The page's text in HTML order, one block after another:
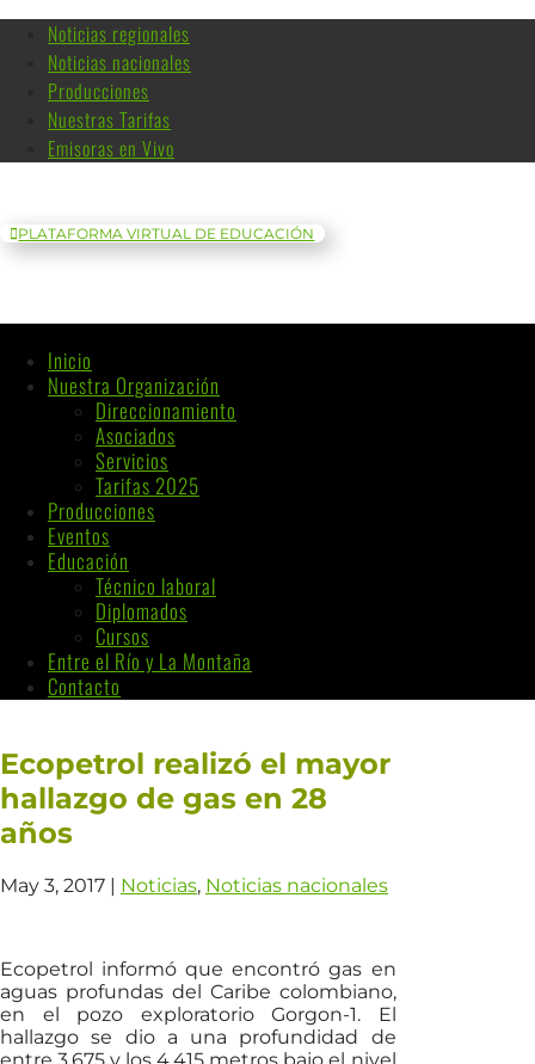
Noticias regionales
Noticias nacionales
Producciones
Nuestras Tarifas
Emisoras en Vivo
PLATAFORMA VIRTUAL DE EDUCACIÓN
Inicio
Nuestra Organización
Direccionamiento
Asociados
Servicios
Tarifas 2025
Producciones
Eventos
Educación
Técnico laboral
Diplomados
Cursos
Entre el Río y La Montaña
Contacto
Ecopetrol realizó el mayor
hallazgo de gas en 28
años
May 3, 2017 | Noticias, Noticias nacionales
Ecopetrol informó que encontró gas en
aguas profundas del Caribe colombiano,
en el pozo exploratorio Gorgon-1. El
hallazgo se dio a una profundidad de